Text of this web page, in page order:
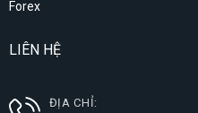
Forex
LIÊN HỆ
ĐỊA CHỈ: